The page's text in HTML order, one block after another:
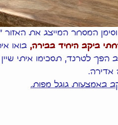
ביקב היחיד בבירה, בואו
הפך לטרנד, תסכימו איתי
אדירה.
באמצעות גוגל מפות.